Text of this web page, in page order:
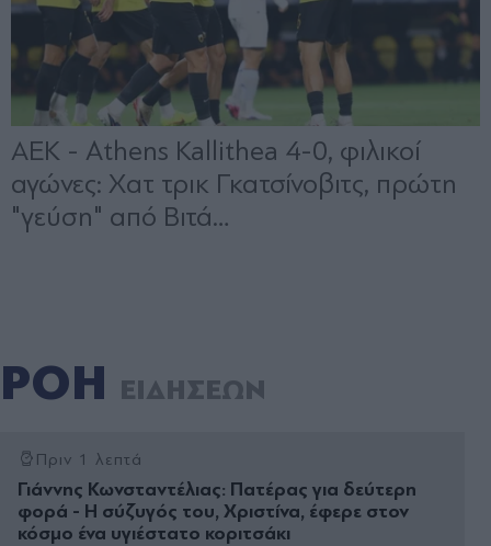
ΡΟΗ ΕΙΔΗΣΕΩΝ
Πριν 1 λεπτά
Γιάννης Κωνσταντέλιας: Πατέρας για δεύτερη
φορά - Η σύζυγός του, Χριστίνα, έφερε στον
κόσμο ένα υγιέστατο κοριτσάκι